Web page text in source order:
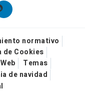
normativo
de Cookies
Temas
de navidad